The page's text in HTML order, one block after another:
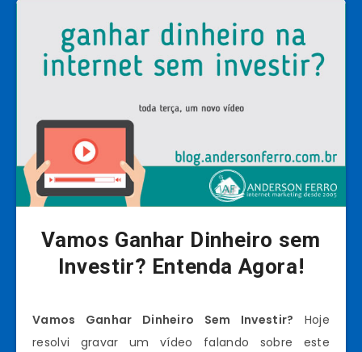
Vamos Ganhar Dinheiro sem
Investir? Entenda Agora!
Vamos Ganhar Dinheiro Sem Investir? Hoje
resolvi gravar um vídeo falando sobre este